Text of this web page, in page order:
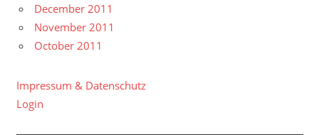
December 2011
November 2011
October 2011
Impressum & Datenschutz
Login